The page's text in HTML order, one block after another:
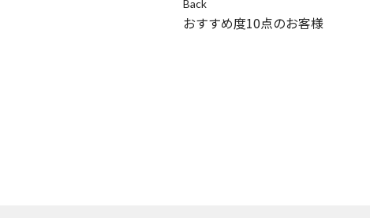
Back
おすすめ度10点のお客様